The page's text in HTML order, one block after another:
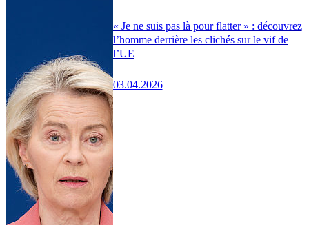
« Je ne suis pas là pour flatter » : découvrez
l’homme derrière les clichés sur le vif de
l’UE
03.04.2026